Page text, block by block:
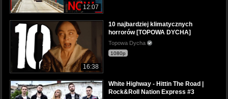
12:07
16:38
10 najbardziej klimatycznych
horrorów [TOPOWA DYCHA]
Topowa Dycha
1080p
White Highway - Hittin The Road |
Rock&Roll Nation Express #3